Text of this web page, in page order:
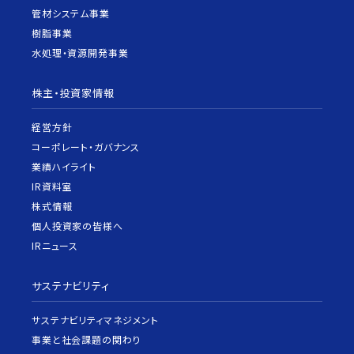
管材システム事業
樹脂事業
水処理・資源開発事業
株主・投資家情報
経営方針
コーポレート・ガバナンス
業績ハイライト
IR資料室
株式情報
個人投資家の皆様へ
IRニュース
サステナビリティ
サステナビリティマネジメント
事業と社会課題の関わり